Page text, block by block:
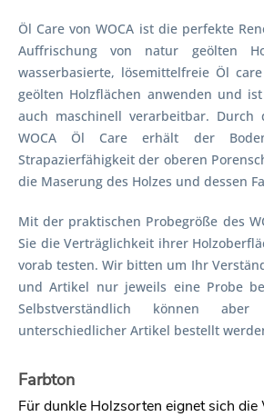
Öl Care von WOCA ist die perfekte
Auffrischung von natur geölten
wasserbasierte, lösemittelfreie Öl
geölten Holzflächen anwenden und
auch maschinell verarbeitbar. Durch
WOCA Öl Care erhält der
Strapazierfähigkeit der oberen
die Maserung des Holzes und dessen
Mit der praktischen Probegröße des
Sie die Verträglichkeit ihrer
vorab testen. Wir bitten um Ihr
und Artikel nur jeweils eine Probe
Selbstverständlich können
unterschiedlicher Artikel bestellt
Farbton
Für dunkle Holzsorten eignet sich die